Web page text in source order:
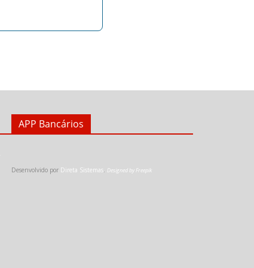
APP Bancários
Desenvolvido por Direta Sistemas. Designed by Freepik